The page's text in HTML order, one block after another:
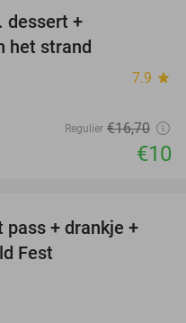
dessert +
het strand
7.9 star
Regulier €16,70
€10
56%
pass + drankje +
Fest